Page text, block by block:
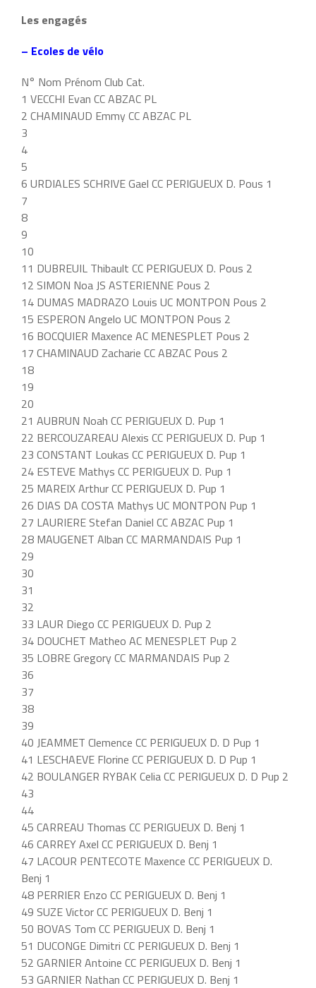
Les engagés
– Ecoles de vélo
N° Nom Prénom Club Cat.
1 VECCHI Evan CC ABZAC PL
2 CHAMINAUD Emmy CC ABZAC PL
3
4
5
6 URDIALES SCHRIVE Gael CC PERIGUEUX D. Pous 1
7
8
9
10
11 DUBREUIL Thibault CC PERIGUEUX D. Pous 2
12 SIMON Noa JS ASTERIENNE Pous 2
14 DUMAS MADRAZO Louis UC MONTPON Pous 2
15 ESPERON Angelo UC MONTPON Pous 2
16 BOCQUIER Maxence AC MENESPLET Pous 2
17 CHAMINAUD Zacharie CC ABZAC Pous 2
18
19
20
21 AUBRUN Noah CC PERIGUEUX D. Pup 1
22 BERCOUZAREAU Alexis CC PERIGUEUX D. Pup 1
23 CONSTANT Loukas CC PERIGUEUX D. Pup 1
24 ESTEVE Mathys CC PERIGUEUX D. Pup 1
25 MAREIX Arthur CC PERIGUEUX D. Pup 1
26 DIAS DA COSTA Mathys UC MONTPON Pup 1
27 LAURIERE Stefan Daniel CC ABZAC Pup 1
28 MAUGENET Alban CC MARMANDAIS Pup 1
29
30
31
32
33 LAUR Diego CC PERIGUEUX D. Pup 2
34 DOUCHET Matheo AC MENESPLET Pup 2
35 LOBRE Gregory CC MARMANDAIS Pup 2
36
37
38
39
40 JEAMMET Clemence CC PERIGUEUX D. D Pup 1
41 LESCHAEVE Florine CC PERIGUEUX D. D Pup 1
42 BOULANGER RYBAK Celia CC PERIGUEUX D. D Pup 2
43
44
45 CARREAU Thomas CC PERIGUEUX D. Benj 1
46 CARREY Axel CC PERIGUEUX D. Benj 1
47 LACOUR PENTECOTE Maxence CC PERIGUEUX D.
Benj 1
48 PERRIER Enzo CC PERIGUEUX D. Benj 1
49 SUZE Victor CC PERIGUEUX D. Benj 1
50 BOVAS Tom CC PERIGUEUX D. Benj 1
51 DUCONGE Dimitri CC PERIGUEUX D. Benj 1
52 GARNIER Antoine CC PERIGUEUX D. Benj 1
53 GARNIER Nathan CC PERIGUEUX D. Benj 1